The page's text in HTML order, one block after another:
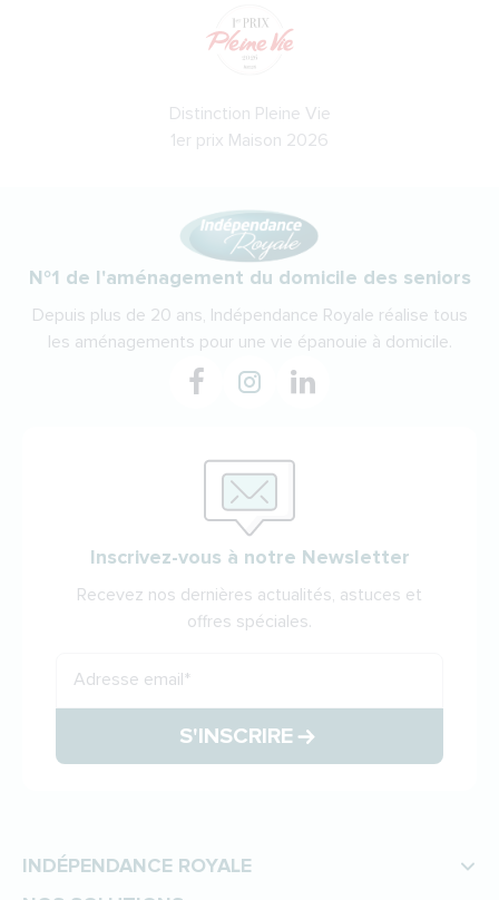
Distinction Pleine Vie
1er prix Maison 2026
N°1 de l'aménagement du domicile des seniors
Depuis plus de 20 ans, Indépendance Royale réalise tous
les aménagements pour une vie épanouie à domicile.
Inscrivez-vous à notre Newsletter
Recevez nos dernières actualités, astuces et
offres spéciales.
Adresse email*
S'INSCRIRE
INDÉPENDANCE ROYALE